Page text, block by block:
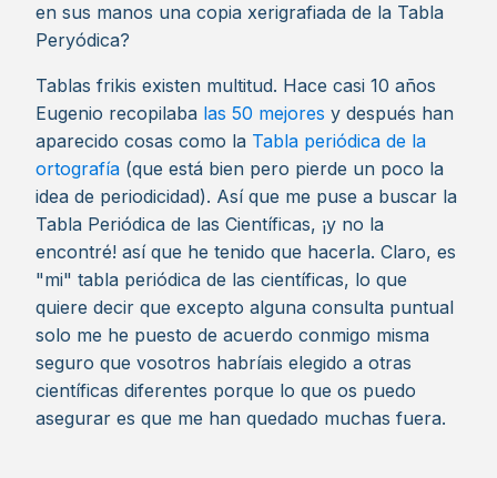
en sus manos una copia xerigrafiada de la Tabla
Peryódica?
Tablas frikis existen multitud. Hace casi 10 años
Eugenio recopilaba las 50 mejores y después han
aparecido cosas como la Tabla periódica de la
ortografía (que está bien pero pierde un poco la
idea de periodicidad). Así que me puse a buscar la
Tabla Periódica de las Científicas, ¡y no la
encontré! así que he tenido que hacerla. Claro, es
"mi" tabla periódica de las científicas, lo que
quiere decir que excepto alguna consulta puntual
solo me he puesto de acuerdo conmigo misma
seguro que vosotros habríais elegido a otras
científicas diferentes porque lo que os puedo
asegurar es que me han quedado muchas fuera.